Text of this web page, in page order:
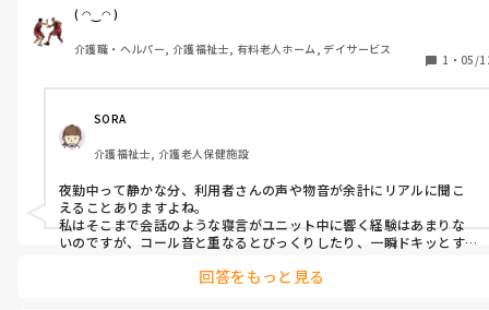
コールの音と被ると聞こえないm(._.)m
昨日は「薬〜薬飲みたい〜、痛い〜痛い〜、助けてくれないなら
死んでやる〜」がユニット中に響き渡り
ざわざわしました。たまに寝言は言うけど、中々リアルな会話内
容でした。
ひたすら息子と息子の嫁さんの悪口が１時間続くᕦ(ò_óˇ)ᕤ
( ◠‿◠ )
介護職・ヘルパー, 介護福祉士, 有料老人ホーム, デイサービス
1 ・ 05/
SORA
介護福祉士, 介護老人保健施設
夜勤中って静かな分、利用者さんの声や物音が余計にリアルに聞こ
えることありますよね。
私はそこまで会話のような寝言がユニット中に響く経験はあまりな
いのですが、コール音と重なるとびっくりしたり、一瞬ドキッとす
夜勤は独特の空気感もあるので、重なると余計にゾッとしてしまい
回答をもっと見る